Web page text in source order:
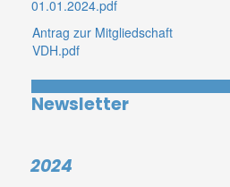
Newsletter
2024
01.01.2024.pdf
Antrag zur Mitgliedschaft
VDH.pdf